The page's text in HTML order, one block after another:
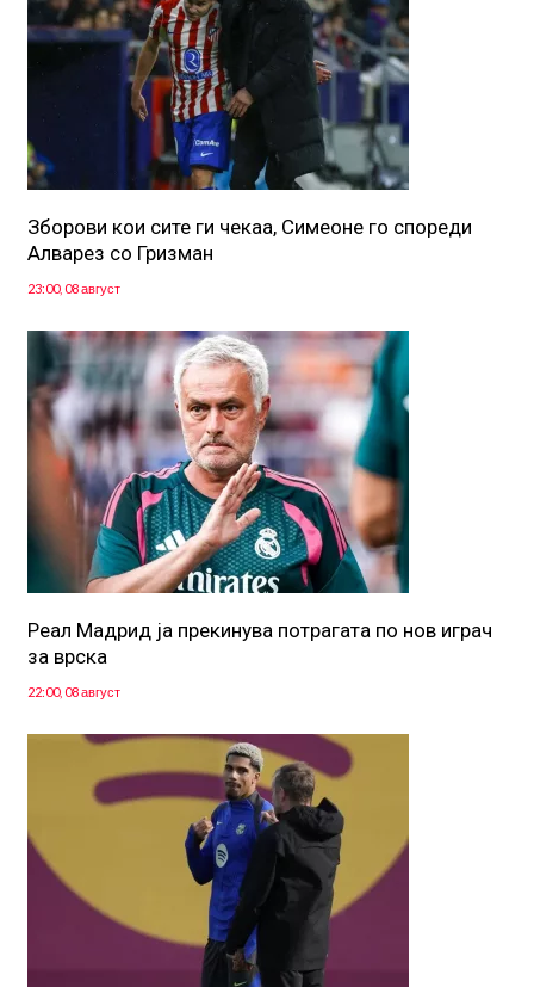
Зборови кои сите ги чекаа, Симеоне го спореди
Алварез со Гризман
23:00, 08 август
Реал Мадрид ја прекинува потрагата по нов играч
за врска
22:00, 08 август